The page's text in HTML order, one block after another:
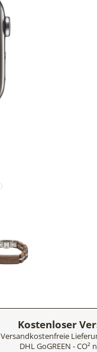
Kostenloser
Versandkostenfreie
DHL GoGREEN - CO²